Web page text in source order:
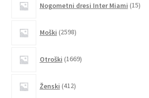
Nogometni dresi Inter Miami 15
Moški 2598izdelkov
Otroški 1669izdelkov
Ženski 412izdelkov